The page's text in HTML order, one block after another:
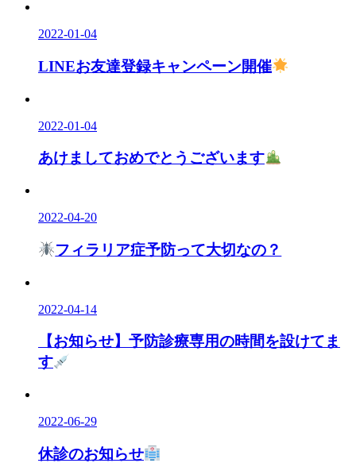
2022-01-04
LINEお友達登録キャンペーン開催
2022-01-04
あけましておめでとうございます
2022-04-20
フィラリア症予防って大切なの？
2022-04-14
【お知らせ】予防診療専用の時間を設けてま
す
2022-06-29
休診のお知らせ